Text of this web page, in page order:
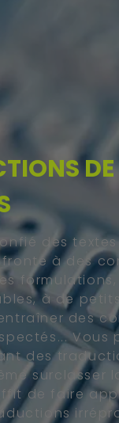
des
à des
à de
des
Vous
des
surclasser
de faire